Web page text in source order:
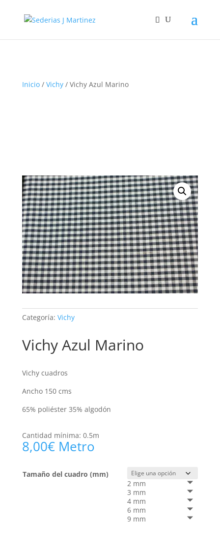
Inicio/ Vichy/ Vichy Azul Marino
Categoría: Vichy
Vichy Azul Marino
Vichy cuadros
Ancho 150 cms
65% poliéster 35% algodón
Cantidad mínima: 0.5m
8,00€ Metro
Tamaño del cuadro (mm)
2 mm
3 mm
4 mm
6 mm
9 mm